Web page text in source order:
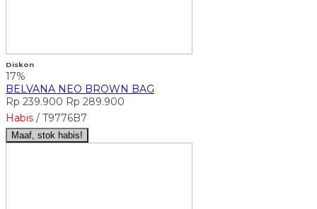
Diskon
17%
BELVANA NEO BROWN BAG
Rp 239.900 Rp 289.900
Habis / T9776B7
Maaf, stok habis!